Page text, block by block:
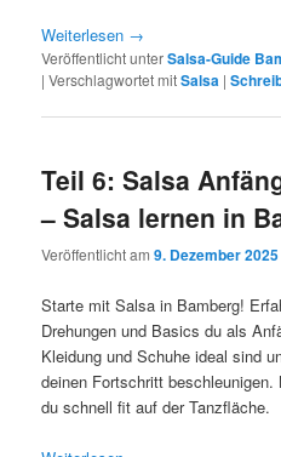
Weiterlesen →
Veröffentlicht unterSalsa-Guide
|Verschlagwortet mitSalsa |
Teil 6: Salsa
– Salsa lernen in
Veröffentlicht am9. Dezember 2025
Starte mit Salsa in Bamberg!
Drehungen und Basics du als
Kleidung und Schuhe ideal sind
deinen Fortschritt
du schnell fit auf der Tanzfläche.